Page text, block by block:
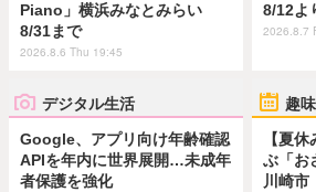
Piano」横浜みなとみらい
8/31まで
2026.8.6 Thu 19:45
8/12よ
2026.8.7
デジタル生活
Google、アプリ向け年齢確認
APIを年内に世界展開…未成年
者保護を強化
趣
【夏
ぶ「お
川崎市